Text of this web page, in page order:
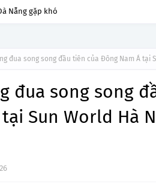
đua song song đầu tiên của Đông Nam Á tại
đua song song
Sun World Hà